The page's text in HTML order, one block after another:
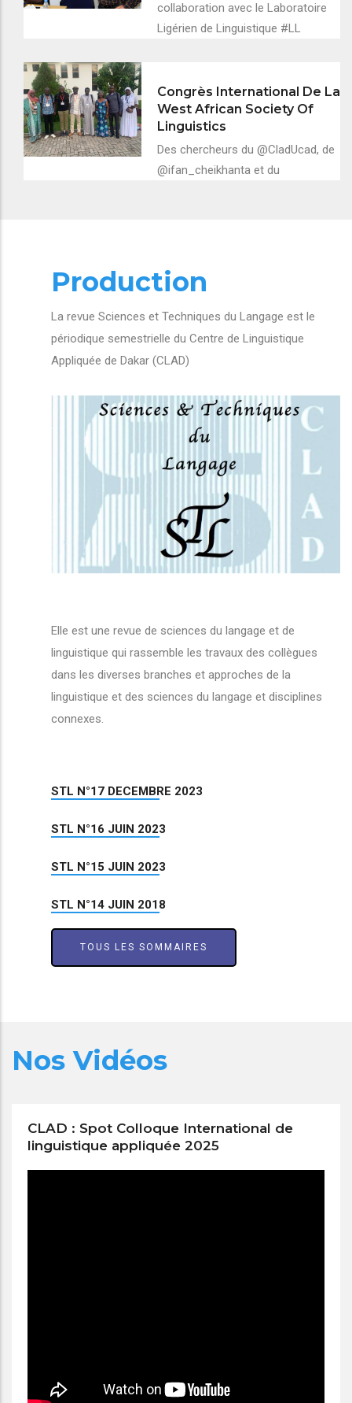
collaboration avec le Laboratoire
Ligérien de Linguistique #LL
Congrès International De La
West African Society Of
Linguistics
Des chercheurs du @CladUcad, de
@ifan_cheikhanta et du
Production
La revue Sciences et Techniques du Langage est le
périodique semestrielle du Centre de Linguistique
Appliquée de Dakar (CLAD)
Elle est une revue de sciences du langage et de
linguistique qui rassemble les travaux des collègues
dans les diverses branches et approches de la
linguistique et des sciences du langage et disciplines
connexes.
STL N°17 DECEMBRE 2023
STL N°16 JUIN 2023
STL N°15 JUIN 2023
STL N°14 JUIN 2018
TOUS LES SOMMAIRES
Nos Vidéos
CLAD : Spot Colloque International de
linguistique appliquée 2025